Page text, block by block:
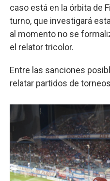
caso está en la órbita de
turno, que investigará
al momento no se
el relator tricolor.
Entre las sanciones
relatar partidos de torneos